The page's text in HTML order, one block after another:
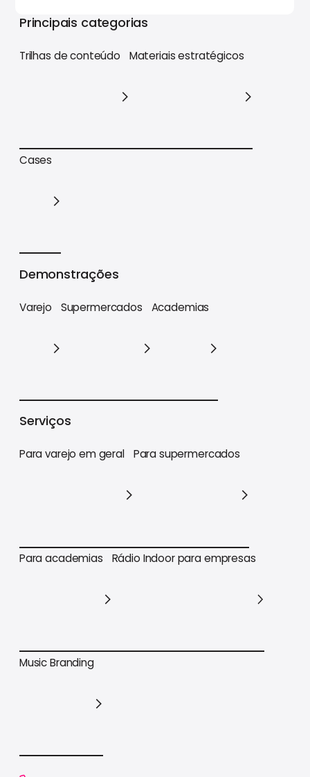
Principais categorias
Trilhas de conteúdo
Trilhas de conteúdo
Materiais estratégicos
Cases
Demonstrações
Varejo Supermercados Academias
Serviços
Para varejo em geral
Para varejo em geral
Para supermercados
Para supermercados
Para academias
Para academias
Rádio Indoor para empresas
Music Branding